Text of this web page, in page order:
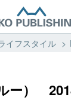
イフスタイル
ー）